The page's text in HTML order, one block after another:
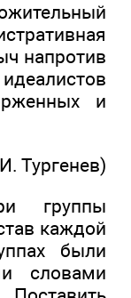
напротив
и
Тургенев)
группы
каждой
были
словами